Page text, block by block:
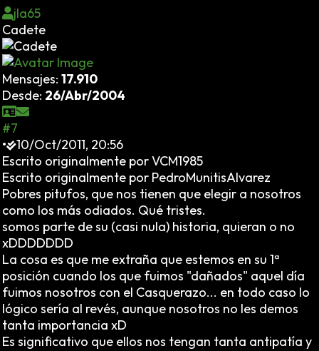
jla65
Cadete
Mensajes: 17.910
Desde: 26/Abr/2004
#7
•
10/Oct/2011, 20:56
Escrito originalmente por VCM1985
Escrito originalmente por PedroMunitisAlvarez
Pobres pitufos, que nos tienen que elegir a nosotros
como los más odiados. Qué tristes.
somos parte de su (casi nula) historia, quieran o no
xDDDDDDD
La cosa es que me extraña que estemos en su 1ª
posición cuando los que fuimos "dañados" aquel día
fuimos nosotros con el Casquerazo... en todo caso lo
lógico sería al revés, aunque nosotros no les demos
tanta importancia xD
Es significativo que ellos nos tengan tanta antipatía y